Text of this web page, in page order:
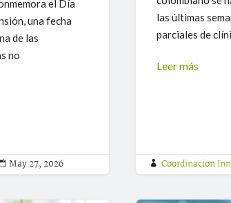
el Día
una fecha
de las
no
May 27, 2026
las últimas
parciales de
Leer más
 Coordinacion